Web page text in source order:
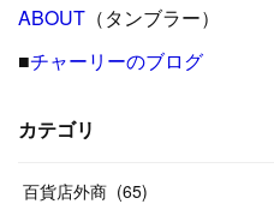
(24)
(8 )
(17
(12)
(12)
19)
(13
(14)
(26)
27)
(29
(24)
(31)
31
(26
(20)
( 23)
40
(55
(38)
( 42)
(33
(46)
ABOUT （タンブラー）
■チャーリーのブログ
カテゴリ
百貨店外商 (65)